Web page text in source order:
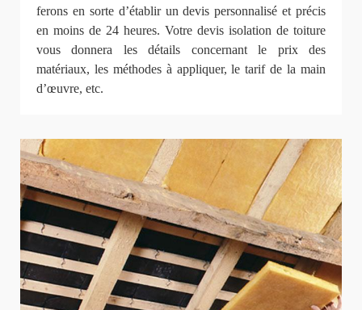
ferons en sorte d’établir un devis personnalisé et précis
en moins de 24 heures. Votre devis isolation de toiture
vous donnera les détails concernant le prix des
matériaux, les méthodes à appliquer, le tarif de la main
d’œuvre, etc.